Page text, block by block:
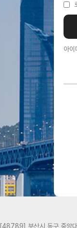
아이
[48789] 부산시 동구 중앙